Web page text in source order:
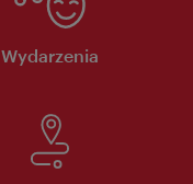
Wydarzenia